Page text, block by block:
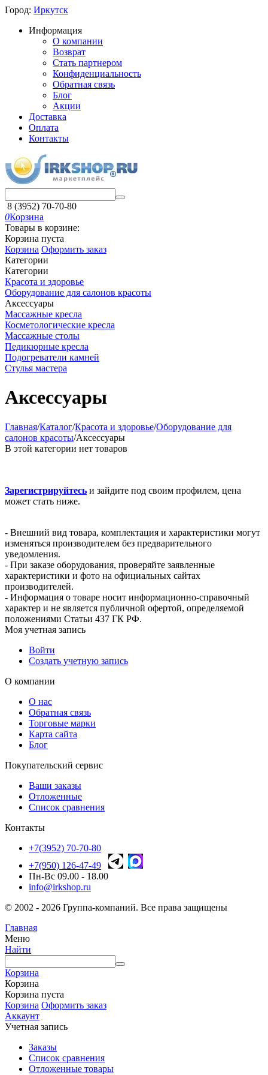
Город: Иркутск
Информация
О компании
Возврат
Стать партнером
Конфиденциальность
Обратная связь
Блог
Акции
Доставка
Оплата
Контакты
8 (3952) 70-70-80
0Корзина
Товары в корзине:
Корзина пуста
Корзина Оформить заказ
Категории
Категории
Красота и здоровье
Оборудование для салонов красоты
Аксессуары
Массажные кресла
Косметологические кресла
Массажные столы
Педикюрные кресла
Подогреватели камней
Стулья мастера
Аксессуары
Главная/Каталог/Красота и здоровье/Оборудование для
салонов красоты/Аксессуары
В этой категории нет товаров
Зарегистрируйтесь и зайдите под своим профилем, цена
может стать ниже.
- Внешний вид товара, комплектация и характеристики могут
изменяться производителем без предварительного
уведомления.
- При заказе оборудования, проверяйте заявленные
характеристики и фото на официальных сайтах
производителей.
- Информация о товаре носит информационно-справочный
характер и не является публичной офертой, определяемой
положениями Статьи 437 ГК РФ.
Моя учетная запись
Войти
Создать учетную запись
О компании
О нас
Обратная связь
Торговые марки
Карта сайта
Блог
Покупательский сервис
Ваши заказы
Отложенные
Список сравнения
Контакты
+7(3952) 70-70-80
+7(950) 126-47-49
Пн-Вс 09.00 - 18.00
info@irkshop.ru
© 2002 - 2026 Группа-компаний. Все права защищены
Главная
Меню
Найти
Корзина
Корзина
Корзина пуста
Корзина Оформить заказ
Аккаунт
Учетная запись
Заказы
Список сравнения
Отложенные товары